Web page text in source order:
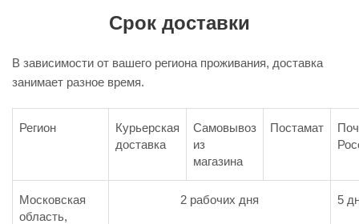
Срок доставки
В зависимости от вашего региона проживания, доставка
занимает разное время.
Регион
Курьерская
доставка
Самовывоз
из
магазина
Постамат
Московская
область,
2 рабочих дня 5